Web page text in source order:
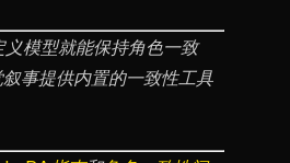
模型就能保持角色一致
叙事提供内置的一致性工具